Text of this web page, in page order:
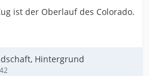
ist der Oberlauf des Colorado.
Hintergrund